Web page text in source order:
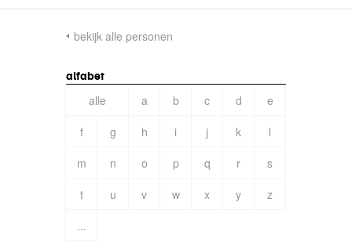
bekijk alle personen
alfabet
alle a b c d
e
f
g h i j k
l
m
n o p q r
s
t
u v w x y
z
...